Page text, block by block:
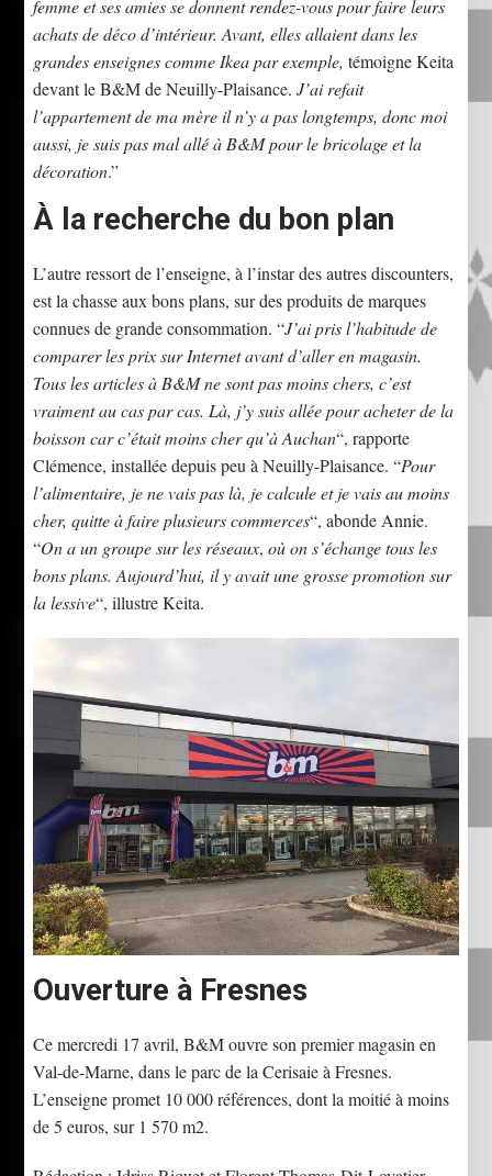
femme et ses amies se donnent rendez-vous pour faire leurs
achats de déco d’intérieur. Avant, elles allaient dans les
grandes enseignes comme Ikea par exemple,témoigne Keita
devant le B&M de Neuilly-Plaisance.J’ai refait
l’appartement de ma mère il n’y a pas longtemps, donc moi
aussi, je suis pas mal allé à B&M pour le bricolage et la
décoration.”
À la recherche du bon plan
L’autre ressort de l’enseigne, à l’instar des autres discounters,
est la chasse aux bons plans, sur des produits de marques
connues de grande consommation. “J’ai pris l’habitude de
comparer les prix sur Internet avant d’aller en magasin.
Tous les articles à B&M ne sont pas moins chers, c’est
vraiment au cas par cas. Là, j’y suis allée pour acheter de la
boisson car c’était moins cher qu’à Auchan“, rapporte
Clémence, installée depuis peu à Neuilly-Plaisance. “Pour
l’alimentaire, je ne vais pas là, je calcule et je vais au moins
cher, quitte à faire plusieurs commerces“, abonde Annie.
“On a un groupe sur les réseaux, où on s’échange tous les
bons plans. Aujourd’hui, il y avait une grosse promotion sur
la lessive“, illustre Keita.
Ouverture à Fresnes
Ce mercredi 17 avril, B&M ouvre son premier magasin en
Val-de-Marne, dans le parc de la Cerisaie à Fresnes.
L’enseigne promet 10 000 références, dont la moitié à moins
de 5 euros, sur 1 570 m2.